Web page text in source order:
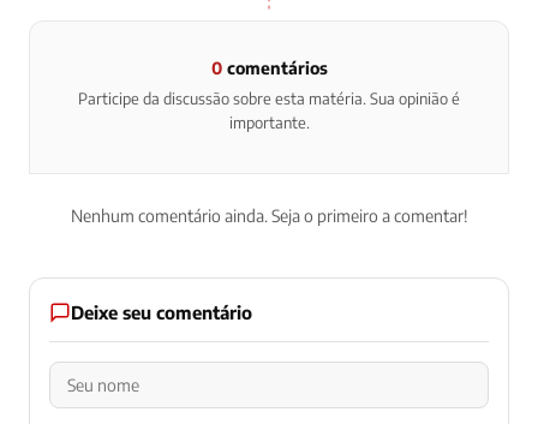
0comentários
Participe da discussão sobre esta matéria. Sua opinião é
importante.
Nenhum comentário ainda. Seja o primeiro a comentar!
Deixe seu comentário